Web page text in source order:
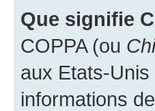
Que signifie
COPPA (ou
aux Etats-
informations